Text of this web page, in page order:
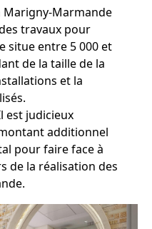
Marigny-Marmande
travaux pour
situe entre 5 000 et
de la taille de la
et la
est judicieux
additionnel
pour faire face à
de la réalisation des